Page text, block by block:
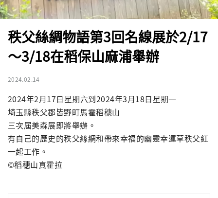
秩父絲綢物語第3回名線展於2/17
～3/18在稻保山麻浦舉辦
2024.02.14
2024年2月17日星期六到2024年3月18日星期一
埼玉縣秩父郡皆野町馬霍稻穗山
三次屆美森展即將舉辦。
有自己的歷史的秩父絲綢和帶來幸福的幽靈幸運草秩父紅
一起工作。
©稻穗山真霍拉